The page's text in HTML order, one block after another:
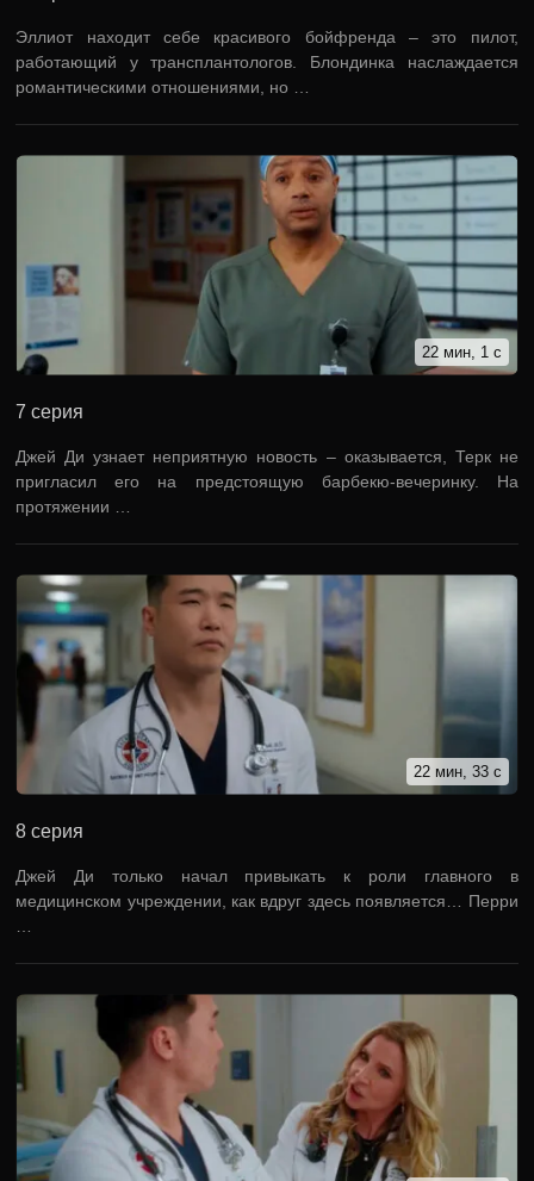
Эллиот находит себе красивого бойфренда – это пилот,
работающий у трансплантологов. Блондинка наслаждается
романтическими отношениями, но …
22 мин, 1 с
7 серия
Джей Ди узнает неприятную новость – оказывается, Терк не
пригласил его на предстоящую барбекю-вечеринку. На
протяжении …
22 мин, 33 с
8 серия
Джей Ди только начал привыкать к роли главного в
медицинском учреждении, как вдруг здесь появляется… Перри